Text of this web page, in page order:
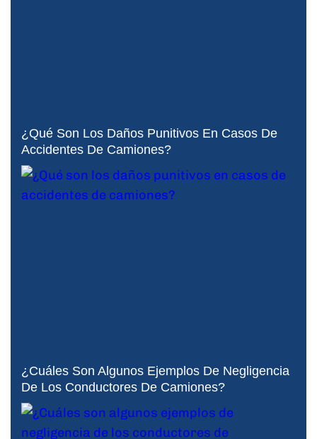
¿Qué Son Los Daños Punitivos En Casos De
Accidentes De Camiones?
¿Cuáles Son Algunos Ejemplos De Negligencia
De Los Conductores De Camiones?